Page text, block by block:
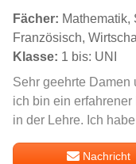
Fächer: Mathematik,
Französisch,
Klasse: 1 bis: UNI
Sehr geehrte Damen
ich bin ein
in der Lehre. Ich
Nachricht